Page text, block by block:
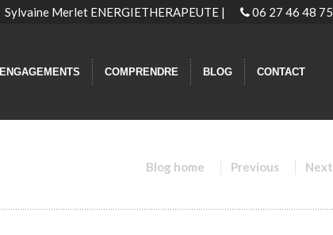
Sylvaine Merlet ENERGIETHERAPEUTE | 06 27 46 48 75
COMPRENDRE BLOG CONTACT
Blog home Previous Next